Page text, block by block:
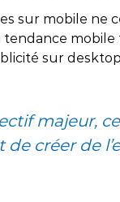
Content
Search
sur mobile ne
sur desktop
majeur,
de créer de